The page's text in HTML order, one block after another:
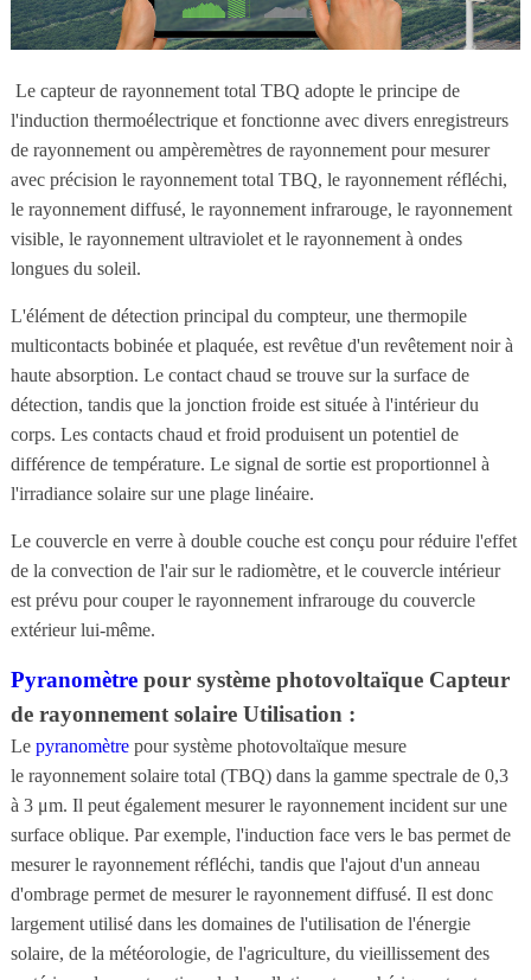
Le capteur de rayonnement total TBQ adopte le principe de
l'induction thermoélectrique et fonctionne avec divers enregistreurs
de rayonnement ou ampèremètres de rayonnement pour mesurer
avec précision le rayonnement total TBQ, le rayonnement réfléchi,
le rayonnement diffusé, le rayonnement infrarouge, le rayonnement
visible, le rayonnement ultraviolet et le rayonnement à ondes
longues du soleil.
L'élément de détection principal du compteur, une thermopile
multicontacts bobinée et plaquée, est revêtue d'un revêtement noir à
haute absorption. Le contact chaud se trouve sur la surface de
détection, tandis que la jonction froide est située à l'intérieur du
corps. Les contacts chaud et froid produisent un potentiel de
différence de température. Le signal de sortie est proportionnel à
l'irradiance solaire sur une plage linéaire.
Le couvercle en verre à double couche est conçu pour réduire l'effet
de la convection de l'air sur le radiomètre, et le couvercle intérieur
est prévu pour couper le rayonnement infrarouge du couvercle
extérieur lui-même.
Pyranomètrepour système photovoltaïque Capteur
de rayonnement solaire Utilisation :
Le pyranomètrepour système photovoltaïque mesure
le rayonnement solaire total (TBQ) dans la gamme spectrale de 0,3
à 3 μm. Il peut également mesurer le rayonnement incident sur une
surface oblique. Par exemple, l'induction face vers le bas permet de
mesurer le rayonnement réfléchi, tandis que l'ajout d'un anneau
d'ombrage permet de mesurer le rayonnement diffusé. Il est donc
largement utilisé dans les domaines de l'utilisation de l'énergie
solaire, de la météorologie, de l'agriculture, du vieillissement des